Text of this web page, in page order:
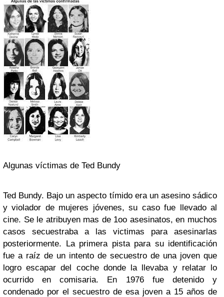
Algunas víctimas de Ted Bundy
Ted Bundy. Bajo un aspecto tímido era un asesino sádico
y violador de mujeres jóvenes, su caso fue llevado al
cine. Se le atribuyen mas de 1oo asesinatos, en muchos
casos secuestraba a las victimas para asesinarlas
posteriormente. La primera pista para su identificación
fue a raíz de un intento de secuestro de una joven que
logro escapar del coche donde la llevaba y relatar lo
ocurrido en comisaria. En 1976 fue detenido y
condenado por el secuestro de esa joven a 15 años de